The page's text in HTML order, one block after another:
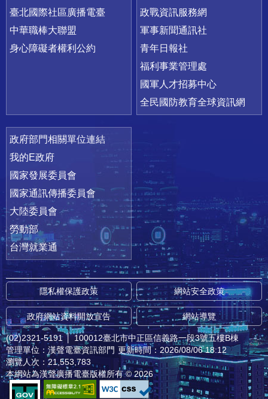
臺北國際社區廣播電臺
中華職棒大聯盟
身心障礙者權利公約
政戰資訊服務網
軍事新聞通訊社
青年日報社
福利事業管理處
國軍人才招募中心
全民國防教育全球資訊網
政府部門相關單位連結
我的E政府
國家發展委員會
國家通訊傳播委員會
大陸委員會
勞動部
台灣就業通
隱私權保護政策 網站安全政策
政府網站資料開放宣告 網站導覽
(02)2321-5191 │ 100012臺北市中正區信義路一段3號五樓B棟
管理單位：漢聲電臺資訊部門 更新時間：2026/08/06 18:12
瀏覽人次：21,553,783
本網站為漢聲廣播電臺版權所有 © 2026